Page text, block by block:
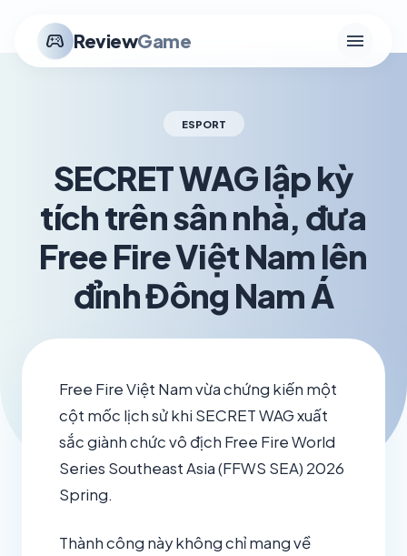
stadia_controller ReviewGame menu
ESPORT
SECRET WAG lập kỳ
tích trên sân nhà, đưa
Free Fire Việt Nam lên
đỉnh Đông Nam Á
Free Fire Việt Nam vừa chứng kiến một
cột mốc lịch sử khi SECRET WAG xuất
sắc giành chức vô địch Free Fire World
Series Southeast Asia (FFWS SEA) 2026
Spring.
Thành công này không chỉ mang về